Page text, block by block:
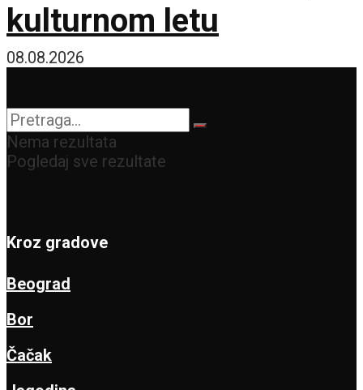
kulturnom letu
08.08.2026
Nema rezultata
Pogledaj sve rezultate
Kroz gradove
Beograd
Bor
Čačak